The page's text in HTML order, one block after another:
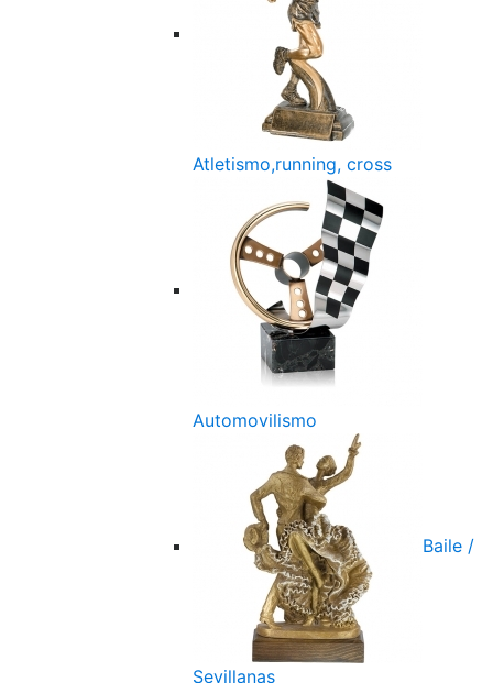
Atletismo,running, cross
Automovilismo
Baile /
Sevillanas